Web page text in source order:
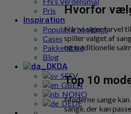
Pris
Inspiration
Populære bookings
Cases
Pakketilbud
Blog
DA
SV
EN
NO
DE
Hvorfor
Når vi siger farvel
spiller valget af
og traditionelle
Top 10
Moderne sange
sange, der kan